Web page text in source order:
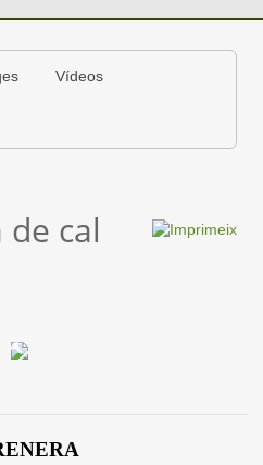
Vídeos
cal